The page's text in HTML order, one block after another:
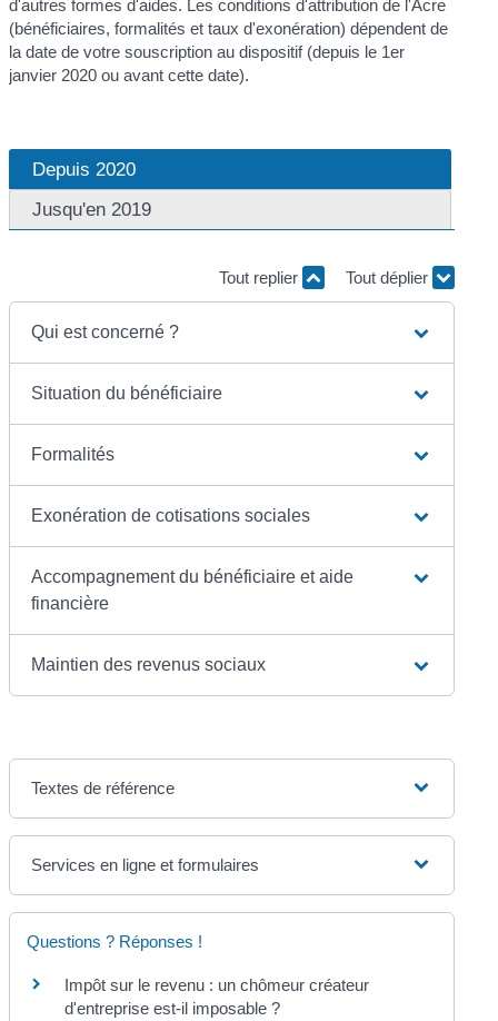
d'autres formes d'aides. Les conditions d'attribution de l'Acre
(bénéficiaires, formalités et taux d'exonération) dépendent de
la date de votre souscription au dispositif (depuis le 1er
janvier 2020 ou avant cette date).
Depuis 2020
Jusqu'en 2019
Tout replier Tout déplier
Qui est concerné ?
Situation du bénéficiaire
Formalités
Exonération de cotisations sociales
Accompagnement du bénéficiaire et aide
financière
Maintien des revenus sociaux
Textes de référence
Services en ligne et formulaires
Questions ? Réponses !
Impôt sur le revenu : un chômeur créateur
d'entreprise est-il imposable ?